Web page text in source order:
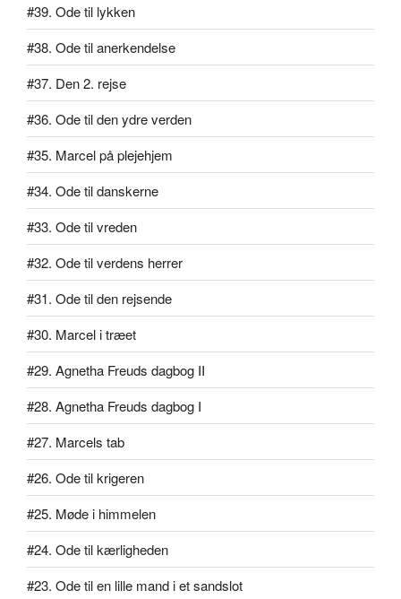
#39. Ode til lykken
#38. Ode til anerkendelse
#37. Den 2. rejse
#36. Ode til den ydre verden
#35. Marcel på plejehjem
#34. Ode til danskerne
#33. Ode til vreden
#32. Ode til verdens herrer
#31. Ode til den rejsende
#30. Marcel i træet
#29. Agnetha Freuds dagbog II
#28. Agnetha Freuds dagbog I
#27. Marcels tab
#26. Ode til krigeren
#25. Møde i himmelen
#24. Ode til kærligheden
#23. Ode til en lille mand i et sandslot